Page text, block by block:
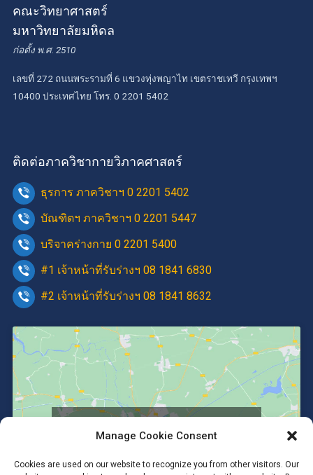
Manage Cookie Consent
Cookies are used on our website to recognize you from other visitors. Our
คณะวิทยาศาสตร์
มหาวิทยาลัยมหิดล
ก่อตั้ง พ.ศ. 2510
เลขที่ 272 ถนนพระรามที่ 6 แขวงทุ่งพญาไท เขตราชเทวี กรุงเทพฯ
10400 ประเทศไทย โทร. 0 2201 5402
ติดต่อภาควิชากายวิภาคศาสตร์
ธุรการ ภาควิชาฯ 0 2201 5402
บัณฑิตฯ ภาควิชาฯ 0 2201 5447
บริจาคร่างกาย 0 2201 5400
#1 เจ้าหน้าที่รับร่างฯ 08 1841 6830
#2 เจ้าหน้าที่รับร่างฯ 08 1841 8632
enable this content